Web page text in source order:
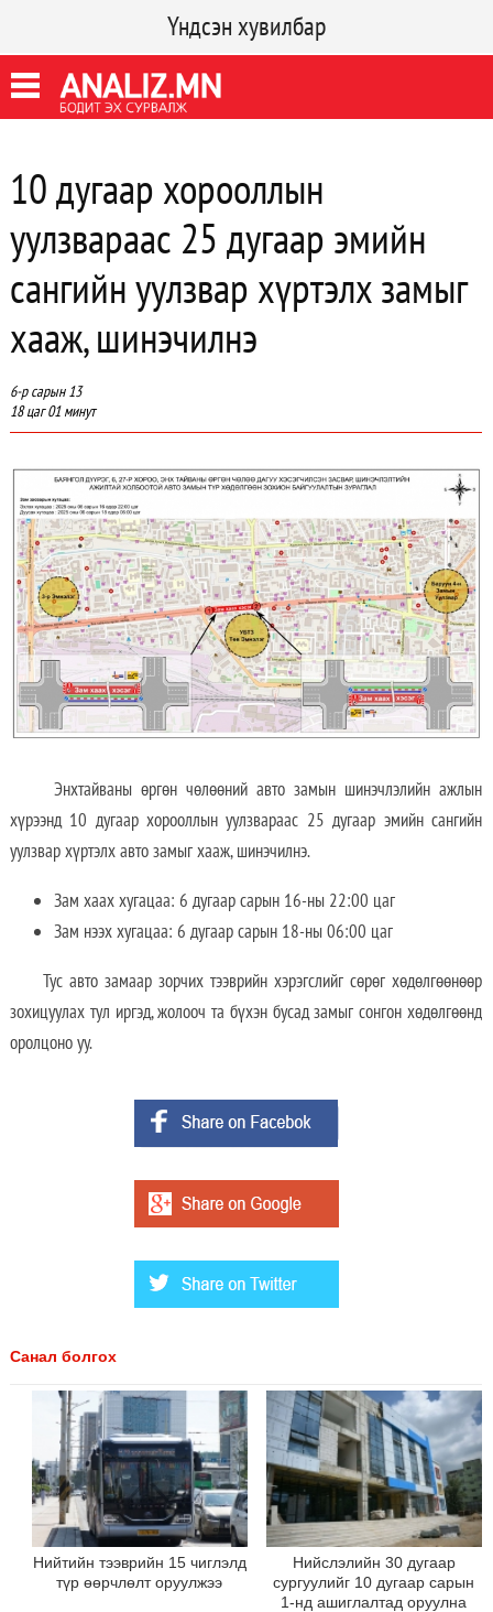
Үндсэн хувилбар
10 дугаар хорооллын
уулзвараас 25 дугаар эмийн
сангийн уулзвар хүртэлх замыг
хааж, шинэчилнэ
6-р сарын 13
18 цаг 01 минут
Энхтайваны өргөн чөлөөний авто замын шинэчлэлийн ажлын
хүрээнд 10 дугаар хорооллын уулзвараас 25 дугаар эмийн сангийн
уулзвар хүртэлх авто замыг хааж, шинэчилнэ.
Зам хаах хугацаа: 6 дугаар сарын 16-ны 22:00 цаг
Зам нээх хугацаа: 6 дугаар сарын 18-ны 06:00 цаг
Тус авто замаар зорчих тээврийн хэрэгслийг сөрөг хөдөлгөөнөөр
зохицуулах тул иргэд, жолооч та бүхэн бусад замыг сонгон хөдөлгөөнд
оролцоно уу.
Санал болгох
Нийтийн тээврийн 15 чиглэлд
түр өөрчлөлт оруулжээ
Нийслэлийн 30 дугаар
сургуулийг 10 дугаар сарын
1-нд ашиглалтад оруулна